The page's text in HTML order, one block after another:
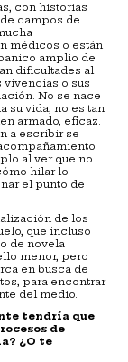
con historias
campos de
médicos o están
amplio de
dificultades al
vivencias o sus
No se nace
su vida, no es tan
armado, eficaz.
a escribir se
al ver que no
hilar lo
el punto de
de los
que incluso
de novela
menor, pero
en busca de
para encontrar
del medio.
tendría que
de
¿O te